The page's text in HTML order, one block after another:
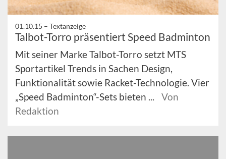
01.10.15 – Textanzeige
Talbot-Torro präsentiert Speed Badminton
Mit seiner Marke Talbot-Torro setzt MTS
Sportartikel Trends in Sachen Design,
Funktionalität sowie Racket-Technologie. Vier
„Speed Badminton“-Sets bieten ...
Von
Redaktion